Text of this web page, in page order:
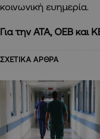
κοινωνική ευημερία.
Για την ΑΤΑ, ΟΕΒ και
ΣΧΕΤΙΚΑ ΑΡΘΡΑ